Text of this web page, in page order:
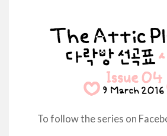
To follow the series on